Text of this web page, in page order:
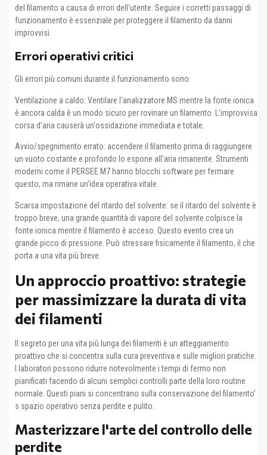
del filamento a causa di errori dell'utente. Seguire i corretti passaggi di
funzionamento è essenziale per proteggere il filamento da danni
improvvisi.
Errori operativi critici
Gli errori più comuni durante il funzionamento sono:
Ventilazione a caldo: Ventilare l'analizzatore MS mentre la fonte ionica
è ancora calda è un modo sicuro per rovinare un filamento. L'improvvisa
corsa d'aria causerà un'ossidazione immediata e totale.
Avvio/spegnimento errato: accendere il filamento prima di raggiungere
un vuoto costante e profondo lo espone all'aria rimanente. Strumenti
moderni come il PERSEE M7 hanno blocchi software per fermare
questo, ma rimane un'idea operativa vitale.
Scarsa impostazione del ritardo del solvente: se il ritardo del solvente è
troppo breve, una grande quantità di vapore del solvente colpisce la
fonte ionica mentre il filamento è acceso. Questo evento crea un
grande picco di pressione. Può stressare fisicamente il filamento, il che
porta a una vita più breve.
Un approccio proattivo: strategie
per massimizzare la durata di vita
dei filamenti
Il segreto per una vita più lunga dei filamenti è un atteggiamento
proattivo che si concentra sulla cura preventiva e sulle migliori pratiche.
I laboratori possono ridurre notevolmente i tempi di fermo non
pianificati facendo di alcuni semplici controlli parte della loro routine
normale. Questi piani si concentrano sulla conservazione del filamento’
s spazio operativo senza perdite e pulito.
Masterizzare l'arte del controllo delle
perdite